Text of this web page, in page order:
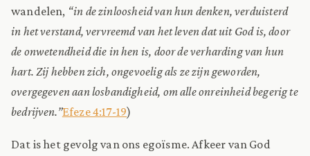
wandelen, “in de zinloosheid van hun denken, verduisterd
in het verstand, vervreemd van het leven dat uit God is, door
de onwetendheid die in hen is, door de verharding van hun
hart. Zij hebben zich, ongevoelig als ze zijn geworden,
overgegeven aan losbandigheid, om alle onreinheid begerig te
bedrijven.”Efeze 4:17-19)
Dat is het gevolg van ons egoïsme. Afkeer van God